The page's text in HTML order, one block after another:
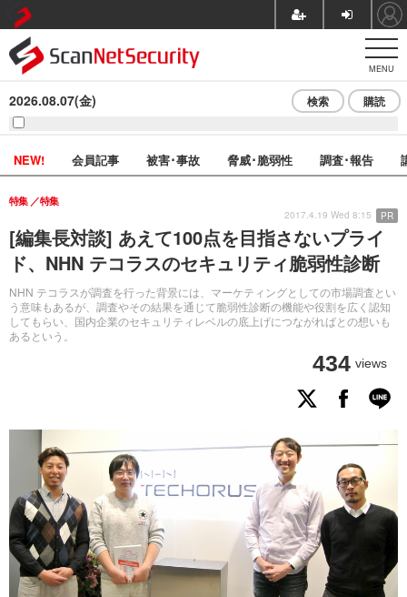
MENU
2026.08.07(金) 検索 購読
NEW! 会員記事 被害･事故 脅威･脆弱性 調査･報告
[編集長対談] あえて100点を目指さないプライ
ド、NHN テコラスのセキュリティ脆弱性診断
NHN テコラスが調査を行った背景には、マーケティングとしての市場調査とい
う意味もあるが、調査やその結果を通じて脆弱性診断の機能や役割を広く認知
してもらい、国内企業のセキュリティレベルの底上げにつながればとの想いも
あるという。
特集 特集
434 views
2017.4.19 Wed 8:15 PR